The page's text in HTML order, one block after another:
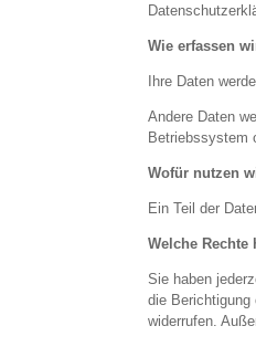
Wie erfassen
Ihre Daten
Andere Daten
Betriebssystem
Wofür nutzen
Ein Teil der
Welche Rechte
Sie haben
die Berichtigung
widerrufen.